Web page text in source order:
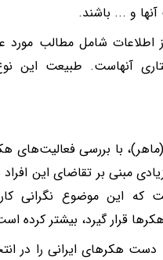
و ... باشند.
اطلاعات شامل مطالب مورد
آنهاست. طبیعت این
با بررسی فعالیت‌های
مبنی بر تقاضای این افراد
این موضوع نگرانی
قرار گیرد، بیشتر کرده
دست هکرهای ایرانی را در